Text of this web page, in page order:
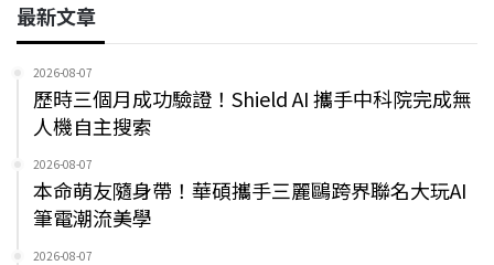
最新文章
2026-08-07
歷時三個月成功驗證！Shield AI 攜手中科院完成無
人機自主搜索
2026-08-07
本命萌友隨身帶！華碩攜手三麗鷗跨界聯名大玩AI
筆電潮流美學
2026-08-07